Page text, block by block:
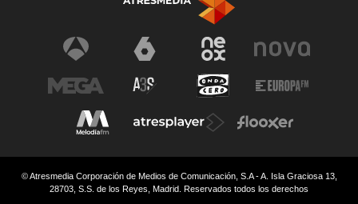
© Atresmedia Corporación de Medios de Comunicación, S.A - A. Isla Graciosa 13,
28703, S.S. de los Reyes, Madrid. Reservados todos los derechos